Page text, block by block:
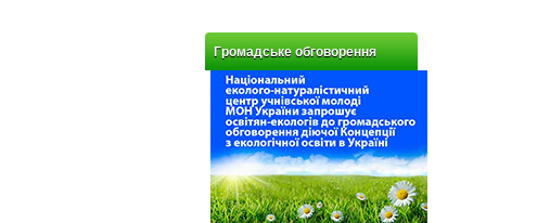
Громадське обговорення